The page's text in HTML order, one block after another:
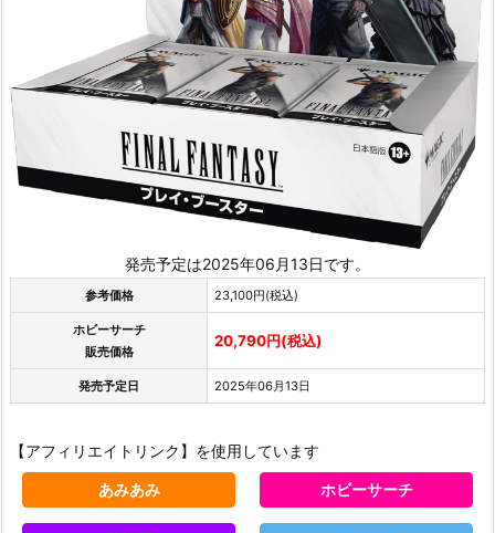
発売予定は2025年06月13日です。
参考価格 23,100円(税込)
ホビーサーチ
販売価格
20,790円(税込)
発売予定日 2025年06月13日
【アフィリエイトリンク】を使用しています
あみあみ ホビーサーチ